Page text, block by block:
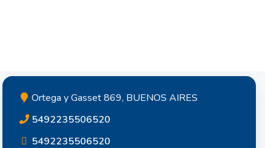
Ortega y Gasset 869, BUENOS AIRES
5492235506520
5492235506520